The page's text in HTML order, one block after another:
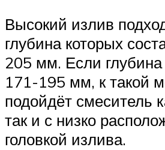
Высокий излив
глубина которых
205 мм. Если
171-195 мм, к такой
подойдёт смеситель
так и с низко
головкой излива.